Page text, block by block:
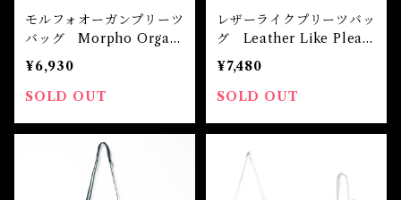
モルフォオーガンプリーツ
バッグ Morpho Organ
Pleated Bag
¥6,930
SOLD OUT
レザーライクプリーツバッ
グ Leather Like Pleate
d Bag
¥7,480
SOLD OUT